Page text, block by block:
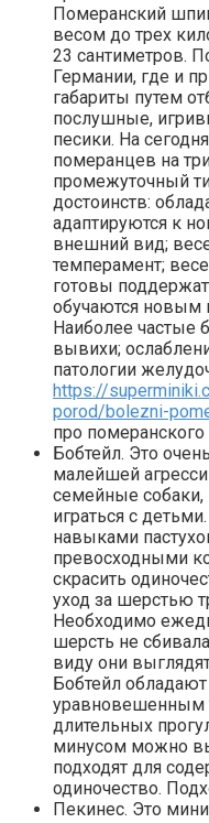
Померанский
весом до трех
23 сантиметров.
Германии, где и
габариты путем
послушные,
песики. На
померанцев на
промежуточный
достоинств:
адаптируются к
внешний вид;
темперамент;
готовы
обучаются новым
Наиболее частые
вывихи;
патологии
https://
porod/bolezni-
про
Бобтейл. Это
малейшей
семейные
играться с
навыками
превосходными
скрасить
уход за шерстью
Необходимо
шерсть не
виду они
Бобтейл
уравновешенным
длительных
минусом можно
подходят для
одиночество.
Пекинес. Это